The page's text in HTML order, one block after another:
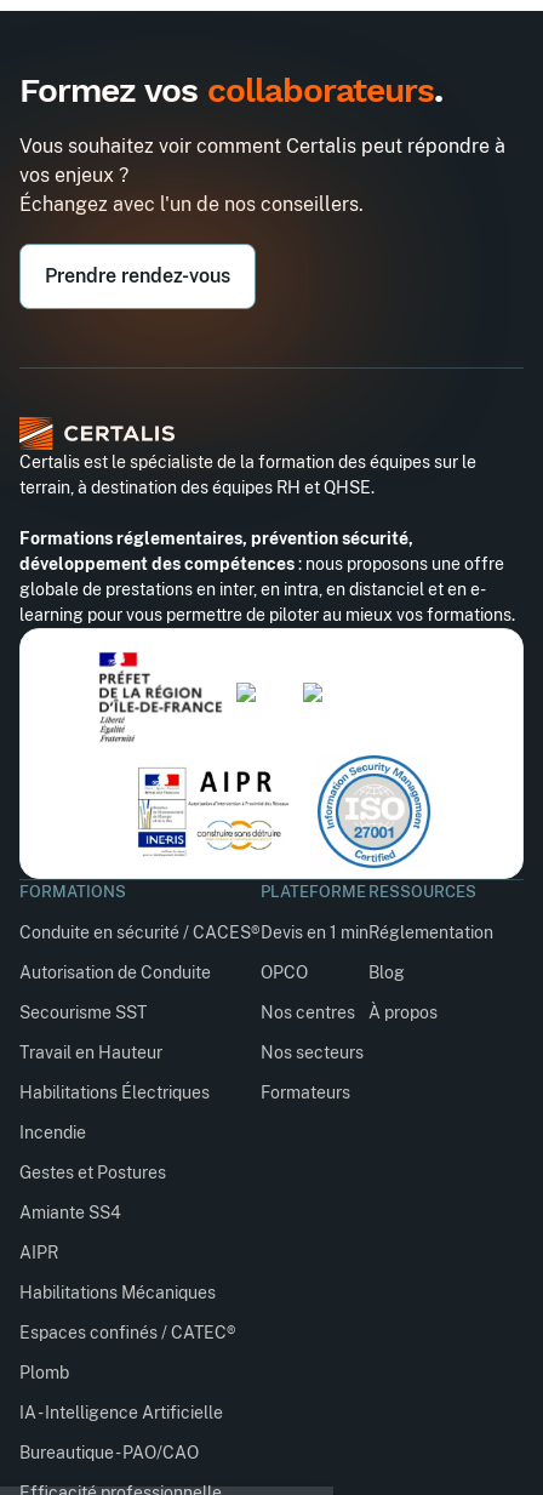
Formez vos collaborateurs.
Vous souhaitez voir comment Certalis peut répondre à
vos enjeux ?
Échangez avec l'un de nos conseillers.
Prendre rendez-vous
Certalis est le spécialiste de la formation des équipes sur le
terrain, à destination des équipes RH et QHSE.
Formations réglementaires, prévention sécurité,
développement des compétences: nous proposons une offre
globale de prestations en inter, en intra, en distanciel et en e-
learning pour vous permettre de piloter au mieux vos formations.
FORMATIONS
Conduite en sécurité / CACES®
Autorisation de Conduite
Secourisme SST
Travail en Hauteur
Habilitations Électriques
Incendie
Gestes et Postures
Amiante SS4
AIPR
Habilitations Mécaniques
Espaces confinés / CATEC®
Plomb
IA - Intelligence Artificielle
Bureautique - PAO/CAO
PLATEFORME
Devis en 1 min
OPCO
Nos centres
Nos secteurs
Formateurs
RESSOURCES
Réglementation
Blog
À propos